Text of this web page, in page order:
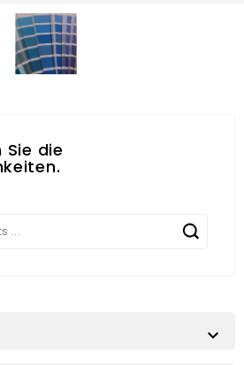
Sie die
